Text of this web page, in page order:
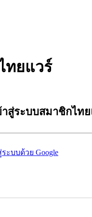
ทยแวร์
าสู่ระบบสมาชิกไท
ระบบด้วย Google